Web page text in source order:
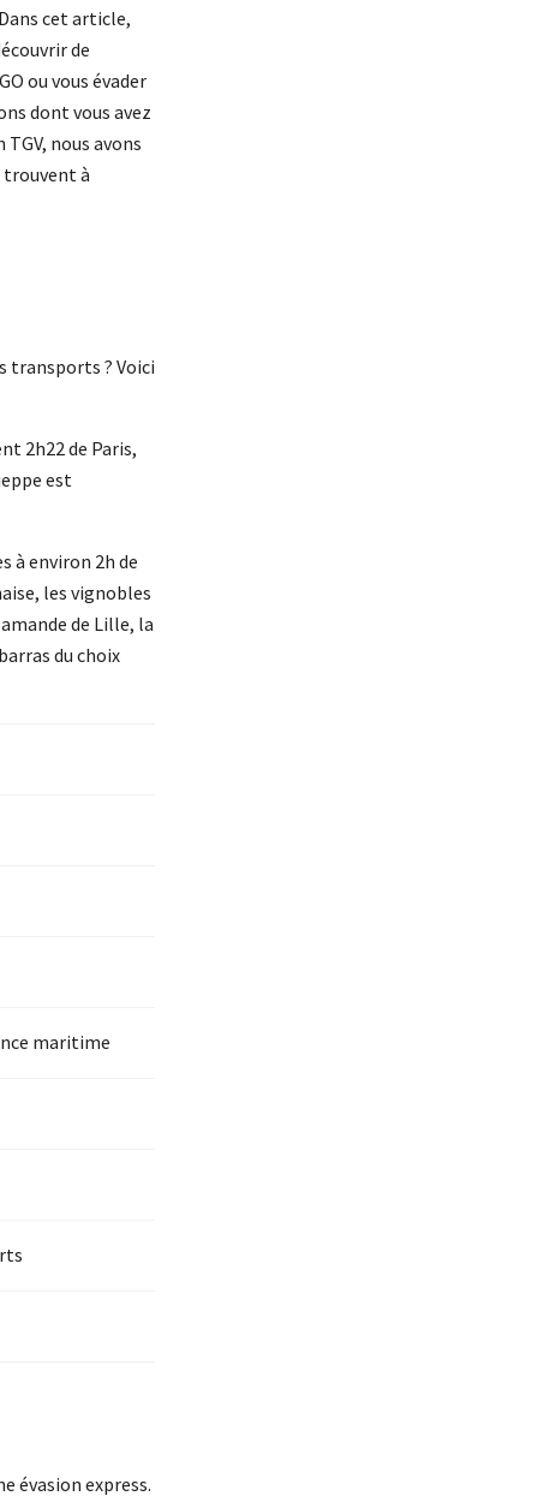
cet article,
de
ou vous évader
dont vous avez
nous avons
trouvent à
transports ? Voici
2h22 de Paris,
est
à environ 2h de
les vignobles
de Lille, la
du choix
maritime
évasion express.